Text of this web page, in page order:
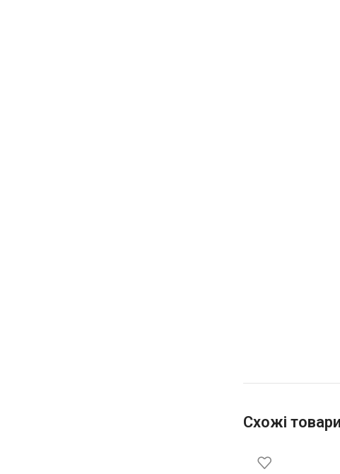
Схожі товари